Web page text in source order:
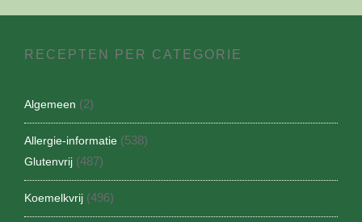
RECEPTEN PER CATEGORIE
Algemeen (2)
Allergie-informatie (538)
Glutenvrij (487)
Koemelkvrij (496)